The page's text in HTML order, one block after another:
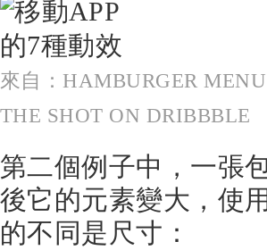
來自：HAMBURGER
THE SHOT ON DRIBBBLE
第二個例子中，一張
後它的元素變大，使
的不同是尺寸：